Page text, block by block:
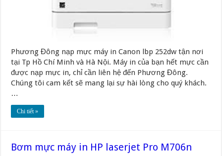
Phương Đông nạp mực máy in Canon lbp 252dw tận nơi
tại Tp Hồ Chí Minh và Hà Nội. Máy in của bạn hết mực cần
được nạp mực in, chỉ cần liên hệ đến Phương Đông.
Chúng tôi cam kết sẽ mang lại sự hài lòng cho quý khách.
…
Chi tiết »
Bơm mực máy in HP laserjet Pro M706n